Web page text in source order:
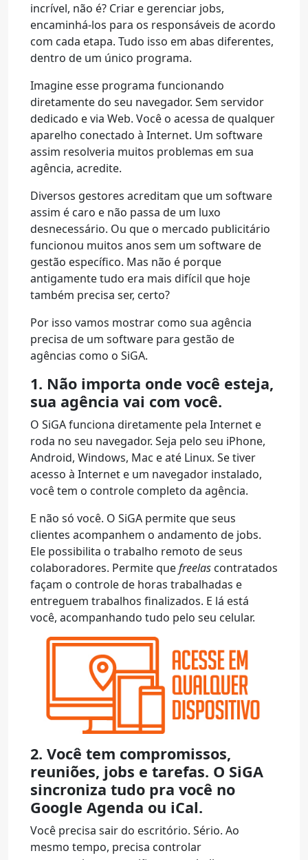
incrível, não é? Criar e gerenciar jobs,
encaminhá-los para os responsáveis de acordo
com cada etapa. Tudo isso em abas diferentes,
dentro de um único programa.
Imagine esse programa funcionando
diretamente do seu navegador. Sem servidor
dedicado e via Web. Você o acessa de qualquer
aparelho conectado à Internet. Um software
assim resolveria muitos problemas em sua
agência, acredite.
Diversos gestores acreditam que um software
assim é caro e não passa de um luxo
desnecessário. Ou que o mercado publicitário
funcionou muitos anos sem um software de
gestão específico. Mas não é porque
antigamente tudo era mais difícil que hoje
também precisa ser, certo?
Por isso vamos mostrar como sua agência
precisa de um software para gestão de
agências como o SiGA.
1. Não importa onde você esteja,
sua agência vai com você.
O SiGA funciona diretamente pela Internet e
roda no seu navegador. Seja pelo seu iPhone,
Android, Windows, Mac e até Linux. Se tiver
acesso à Internet e um navegador instalado,
você tem o controle completo da agência.
E não só você. O SiGA permite que seus
clientes acompanhem o andamento de jobs.
Ele possibilita o trabalho remoto de seus
colaboradores. Permite quefreelas contratados
façam o controle de horas trabalhadas e
entreguem trabalhos finalizados. E lá está
você, acompanhando tudo pelo seu celular.
2. Você tem compromissos,
reuniões, jobs e tarefas. O SiGA
sincroniza tudo pra você no
Google Agenda ou iCal.
Você precisa sair do escritório. Sério. Ao
mesmo tempo, precisa controlar